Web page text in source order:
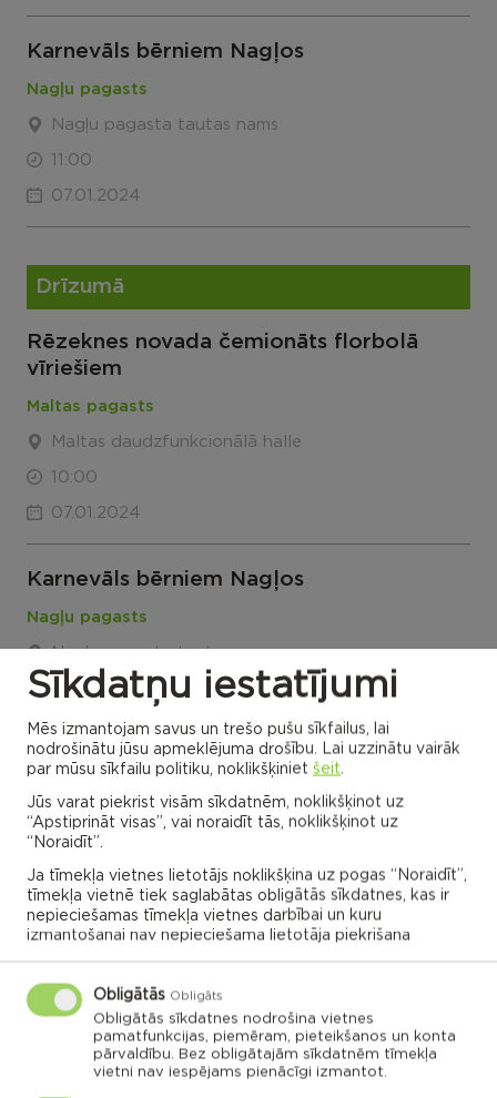
Karnevāls bērniem Nagļos
Nagļu pagasts
Nagļu pagasta tautas nams
11:00
07.01.2024
Drīzumā
Rēzeknes novada čemionāts florbolā
vīriešiem
Maltas pagasts
Maltas daudzfunkcionālā halle
10:00
07.01.2024
Karnevāls bērniem Nagļos
Nagļu pagasts
Nagļu pagasta tautas nams
11:00
07.01.2024
Rēzeknes novada karte
Noklikšķini uz pagasta vai apvienības kartes, lai
izpētītu vairāk
Sīkdatņu iestatījumi
Mēs izmantojam savus un trešo pušu sīkfailus, lai
nodrošinātu jūsu apmeklējuma drošību. Lai uzzinātu vairāk
par mūsu sīkfailu politiku, noklikšķiniet šeit.
Jūs varat piekrist visām sīkdatnēm, noklikšķinot uz
“Apstiprināt visas”, vai noraidīt tās, noklikšķinot uz
“Noraidīt”.
Ja tīmekļa vietnes lietotājs noklikšķina uz pogas “Noraidīt”,
tīmekļa vietnē tiek saglabātas obligātās sīkdatnes, kas ir
nepieciešamas tīmekļa vietnes darbībai un kuru
izmantošanai nav nepieciešama lietotāja piekrišana
Obligātās Obligāts
Obligātās sīkdatnes nodrošina vietnes
pamatfunkcijas, piemēram, pieteikšanos un konta
pārvaldību. Bez obligātajām sīkdatnēm tīmekļa
vietni nav iespējams pienācīgi izmantot.